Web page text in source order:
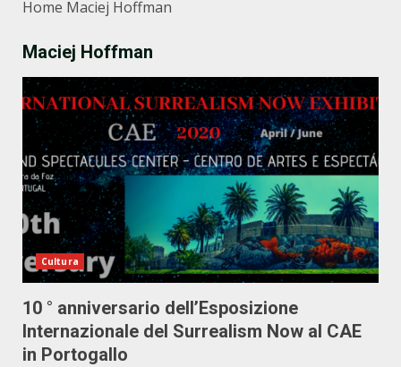
Home Maciej Hoffman
Maciej Hoffman
Cultura
10 ° anniversario dell’Esposizione
Internazionale del Surrealism Now al CAE
in Portogallo